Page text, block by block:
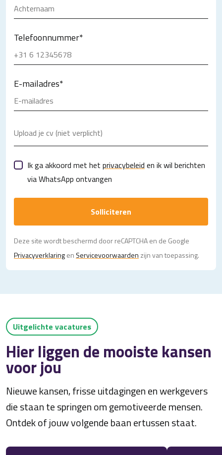
Telefoonnummer*
E-mailadres*
Upload je cv (niet verplicht)
Ik ga akkoord met het privacybeleid en ik wil berichten
via WhatsApp ontvangen
Solliciteren
Deze site wordt beschermd door reCAPTCHA en de Google
Privacy­verklaringen Servicevoorwaarden zijn van toepassing.
Uitgelichte vacatures
Hier liggen de mooiste kansen
voor jou
Nieuwe kansen, frisse uitdagingen en werkgevers
die staan te springen om gemotiveerde mensen.
Ontdek of jouw volgende baan ertussen staat.